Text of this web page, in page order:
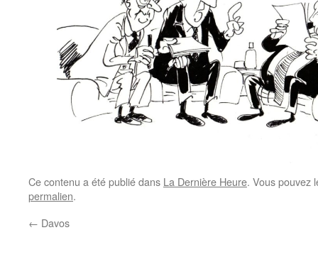
Ce contenu a été publié dans La Dernière Heure. Vous pouvez
permalien.
← Davos